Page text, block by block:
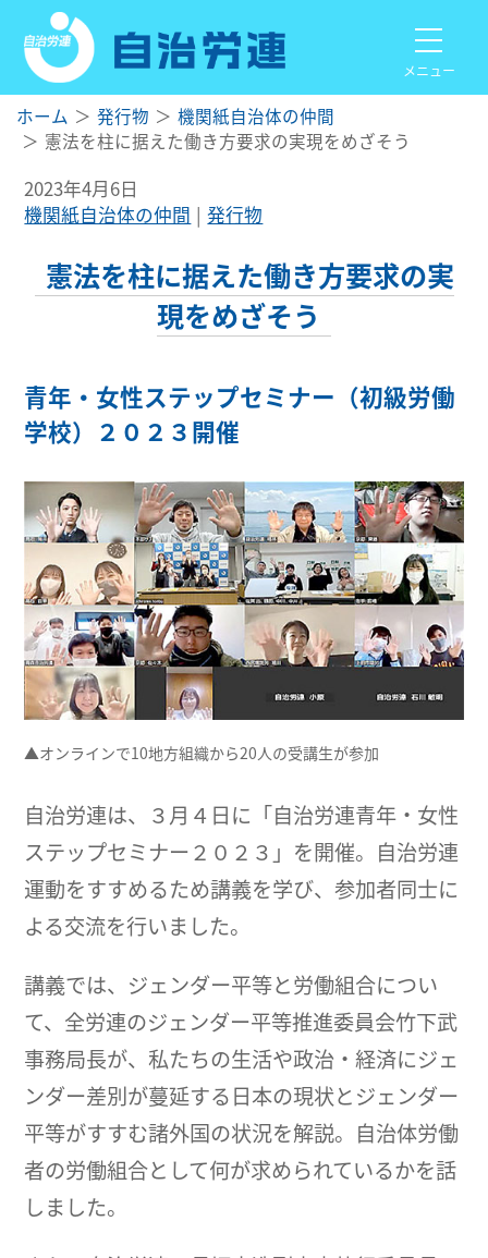
メニュー
ホーム 発行物
機関紙自治体の仲間
憲法を柱に据えた働き方要求の実現をめざそう
2023年4月6日
機関紙自治体の仲間
発行物
憲法を柱に据えた働き方要求の実
現をめざそう
青年・女性ステップセミナー（初級労働
学校）２０２３開催
▲オンラインで10地方組織から20人の受講生が参加
自治労連は、３月４日に「自治労連青年・女性
ステップセミナー２０２３」を開催。自治労連
運動をすすめるため講義を学び、参加者同士に
よる交流を行いました。
講義では、ジェンダー平等と労働組合につい
て、全労連のジェンダー平等推進委員会竹下武
事務局長が、私たちの生活や政治・経済にジェ
ンダー差別が蔓延する日本の現状とジェンダー
平等がすすむ諸外国の状況を解説。自治体労働
者の労働組合として何が求められているかを話
しました。